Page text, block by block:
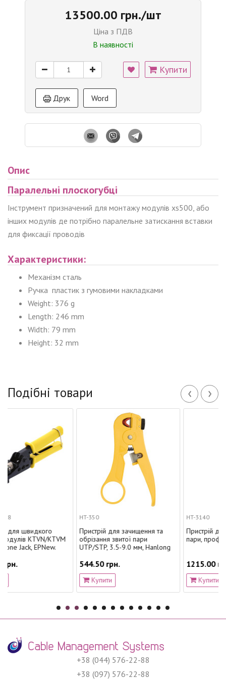
13500.00 грн./шт
Ціна з ПДВ
В наявності
Купити
Друк Word
Опис
Паралельні плоскогубці
Інструмент призначений для монтажу модулів xs500, або
інших модулів де потрібно паралельне затискання вставки
для фиксації проводів
Характеристики:
Механізм сталь
Ручка пластик з гумовими накладками
Weight: 376 g
Length: 246 mm
Width: 79 mm
Height: 32 mm
Подібні товари ‹ ›
KTVM
Пристрій для зачищення та
обрізання звитої пари
UTP/STP, 3.5-9.0 мм, Hanlong
544.50 грн.
Пристрій для
пари, професійний,
1215.00 грн.
+38 (044) 576-22-88
+38 (097) 576-22-88